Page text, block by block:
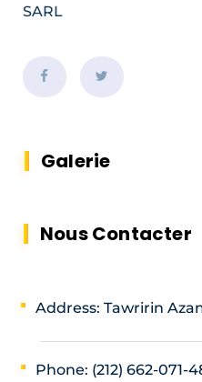
SARL
Galerie
Nous Contacter
Address: Tawririn
Phone: (212) 662-071-